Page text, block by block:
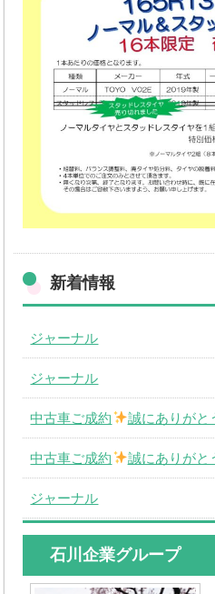
レッカー対応
中古車買取
メールでのお問い合わせ
取扱商品
新着情報
ジャーナル
ジャーナル
中古車ご成約 誠にありがと
中古車ご成約 誠にありがと
ジャーナル
石川企業グループ